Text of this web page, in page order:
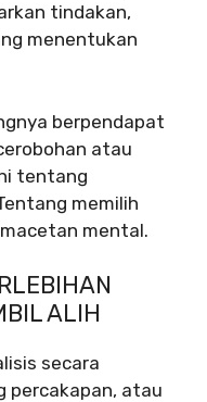
tindakan,
menentukan
berpendapat
atau
tentang
memilih
mental.
ALIH
secara
percakapan, atau